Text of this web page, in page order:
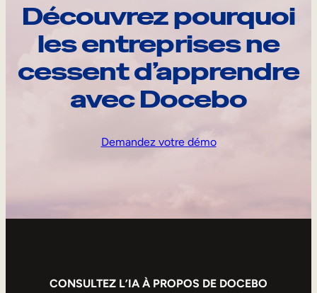
Découvrez pourquoi
les entreprises ne
cessent d’apprendre
avec Docebo
Demandez votre démo
CONSULTEZ L’IA À PROPOS DE DOCEBO